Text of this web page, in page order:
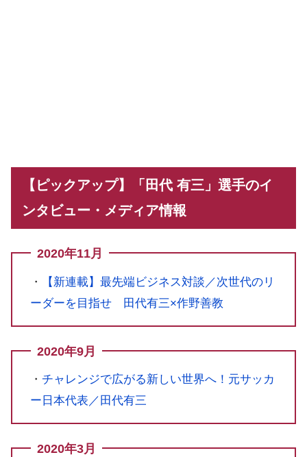
【ピックアップ】「田代 有三」選手のイ
ンタビュー・メディア情報
2020年11月
・
【新連載】最先端ビジネス対談／次世代のリ
ーダーを目指せ 田代有三×作野善教
2020年9月
・ チャレンジで広がる新しい世界へ！元サッカ
ー日本代表／田代有三
2020年3月